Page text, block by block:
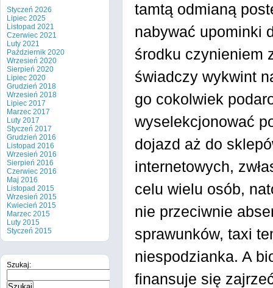
tamtą odmianą
nabywać upominki
środku czynieniem
świadczy wykwint
go cokolwiek
wyselekcjonować
dojazd aż do
internetowych,
celu wielu osób,
nie przeciwnie
sprawunków, taxi
niespodzianka. A
finansuje się
Styczeń 2026
Lipiec 2025
Listopad 2021
Czerwiec 2021
Luty 2021
Październik 2020
Wrzesień 2020
Sierpień 2020
Lipiec 2020
Grudzień 2018
Wrzesień 2018
Lipiec 2017
Marzec 2017
Luty 2017
Styczeń 2017
Grudzień 2016
Listopad 2016
Wrzesień 2016
Sierpień 2016
Czerwiec 2016
Maj 2016
Listopad 2015
Wrzesień 2015
Kwiecień 2015
Marzec 2015
Luty 2015
Styczeń 2015
Szukaj: